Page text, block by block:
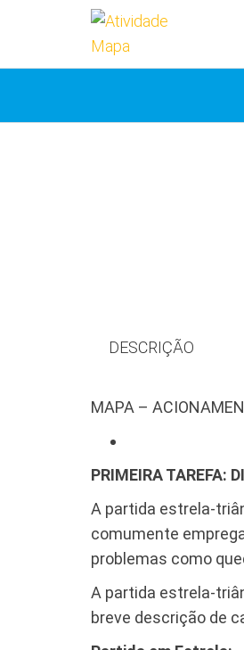
DESCRIÇÃO
MAPA –
PRIMEIRA TAREFA:
A partida estrela-
comumente
problemas como
A partida estrela-
breve descrição de